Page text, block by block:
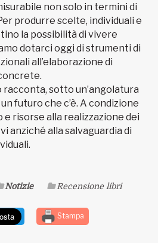
non solo in termini di
produrre scelte, individuali e
la possibilità di vivere
dotarci oggi di strumenti di
all’elaborazione di
sotto un’angolatura
futuro che c’è. A condizione
e risorse alla realizzazione dei
anziché alla salvaguardia di
Notizie Recensione libri
Stampa